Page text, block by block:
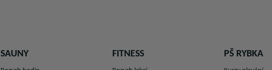
SAUNY FITNESS PŠ RYBKA